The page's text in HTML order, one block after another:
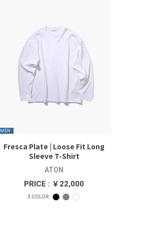
MEN
Fresca Plate | Loose Fit Long
Sleeve T-Shirt
ATON
PRICE : ￥22,000
3 COLOR